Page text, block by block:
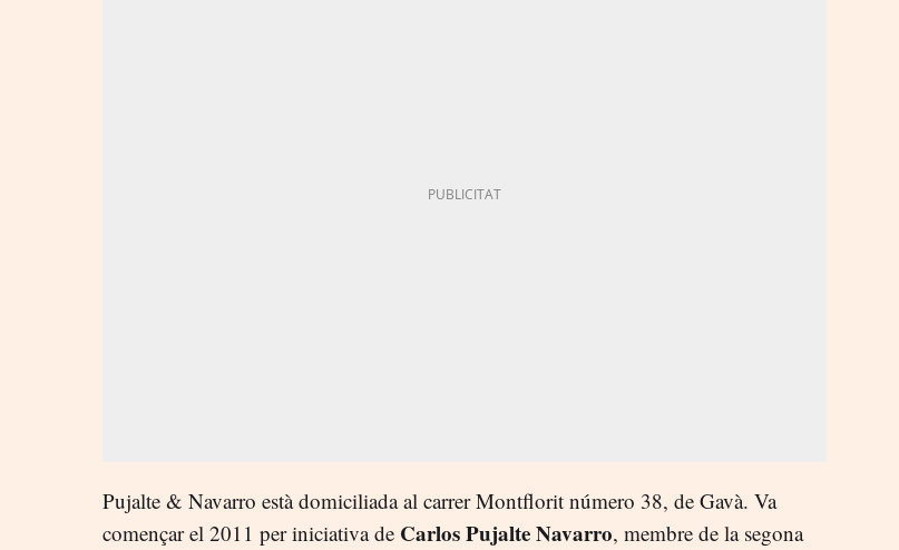
Pujalte & Navarro està domiciliada al carrer Montflorit número 38, de Gavà. Va
començar el 2011 per iniciativa de Carlos Pujalte Navarro, membre de la segona